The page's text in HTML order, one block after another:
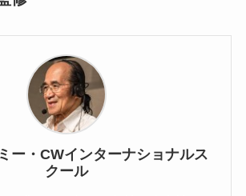
ー・CWインターナショナルス
クール